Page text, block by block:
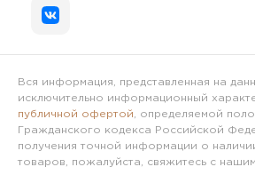
Вся информация, представленная на
исключительно информационный
публичной офертой , определяемой
Гражданского кодекса Российской
получения точной информации о
товаров, пожалуйста, свяжитесь с